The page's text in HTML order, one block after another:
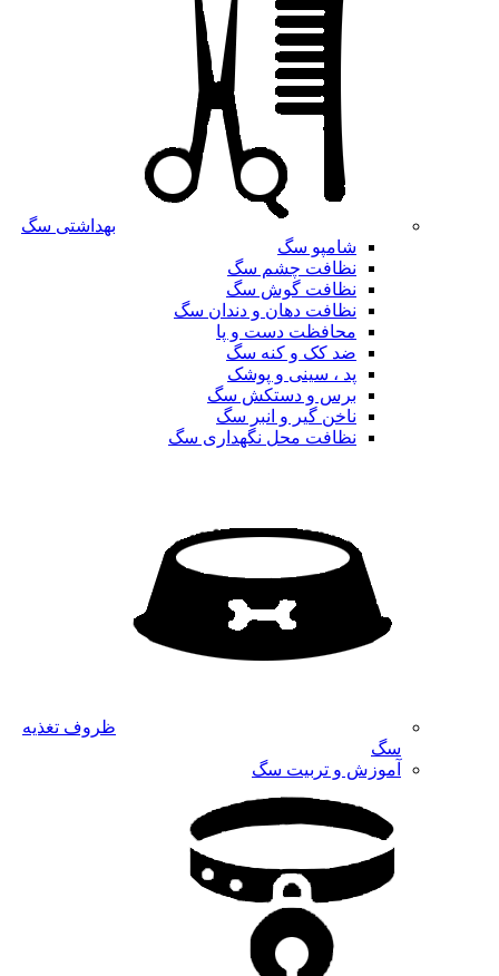
بهداشتی سگ
شامپو سگ
نظافت چشم سگ
نظافت گوش سگ
نظافت دهان و دندان سگ
محافظت دست و پا
ضد کک و کنه سگ
پد ، سینی و پوشک
برس و دستکش سگ
ناخن گیر و انبر سگ
نظافت محل نگهداری سگ
ظروف تغذیه
سگ
آموزش و تربیت سگ